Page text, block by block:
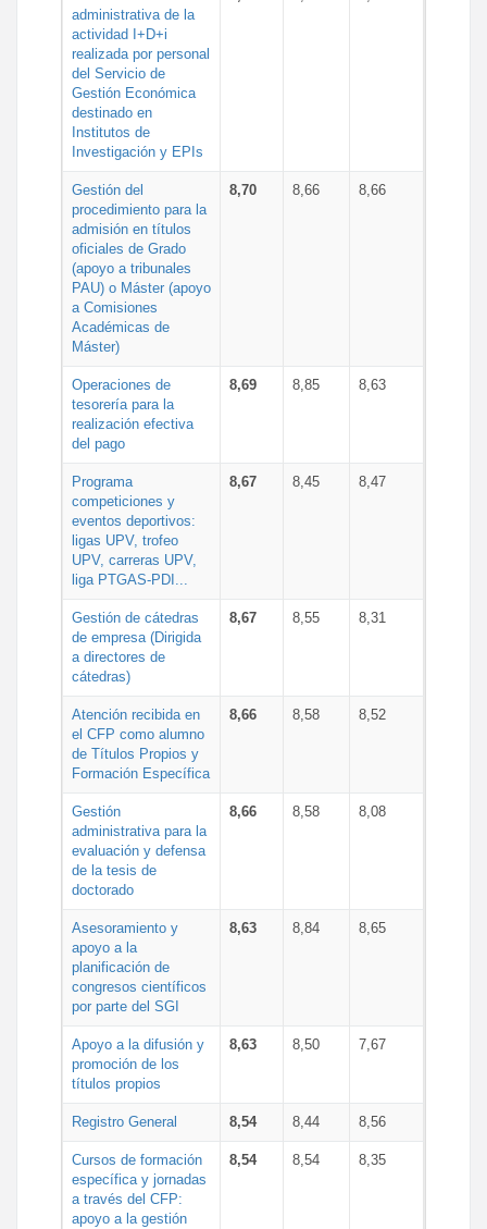
administrativa de la
actividad I+D+i
realizada por personal
del Servicio de
Gestión Económica
destinado en
Institutos de
Investigación y EPIs
Gestión del
procedimiento para la
admisión en títulos
oficiales de Grado
(apoyo a tribunales
PAU) o Máster (apoyo
a Comisiones
Académicas de
Máster)
8,70 8,66 8,66
Operaciones de
tesorería para la
realización efectiva
del pago
8,69 8,85 8,63
Programa
competiciones y
eventos deportivos:
ligas UPV, trofeo
UPV, carreras UPV,
liga PTGAS-PDI...
8,67 8,45 8,47
Gestión de cátedras
de empresa (Dirigida
a directores de
cátedras)
8,67 8,55 8,31
Atención recibida en
el CFP como alumno
de Títulos Propios y
Formación Específica
8,66 8,58 8,52
Gestión
administrativa para la
evaluación y defensa
de la tesis de
doctorado
8,66 8,58 8,08
Asesoramiento y
apoyo a la
planificación de
congresos científicos
por parte del SGI
8,63 8,84 8,65
Apoyo a la difusión y
promoción de los
títulos propios
8,63 8,50 7,67
Registro General 8,54 8,44 8,56
Cursos de formación
específica y jornadas
a través del CFP:
apoyo a la gestión
8,54 8,54 8,35